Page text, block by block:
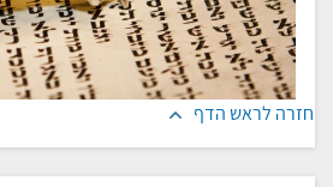
חזרה לראש הדף